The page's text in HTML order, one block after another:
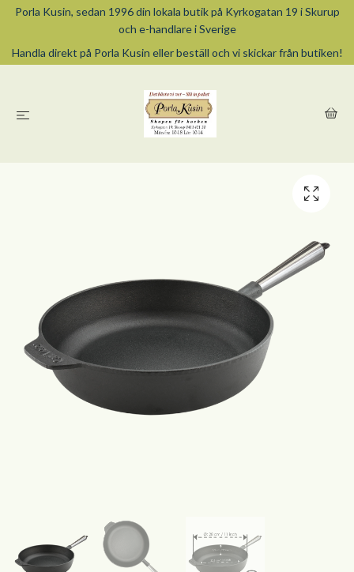
Porla Kusin, sedan 1996 din lokala butik på Kyrkogatan 19 i Skurup
och e-handlare i Sverige
Handla direkt på Porla Kusin eller beställ och vi skickar från butiken!